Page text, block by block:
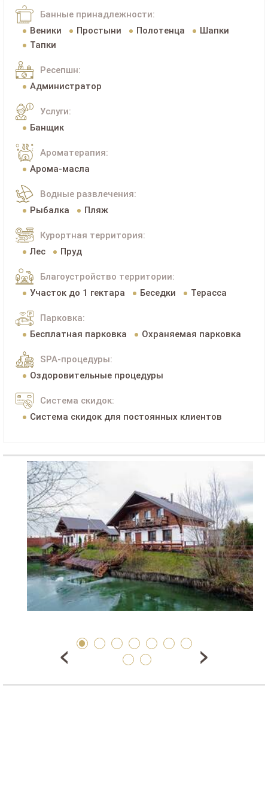
Банные принадлежности:
Веники
Простыни Полотенца
Шапки
Тапки
Ресепшн:
Администратор
Услуги:
Банщик
Ароматерапия:
Арома-масла
Водные развлечения:
Рыбалка
Пляж
Курортная территория:
Лес
Пруд
Благоустройство территории:
Участок до 1 гектара
Беседки Терасса
Парковка:
Бесплатная парковка
Охраняемая парковка
SPA-процедуры:
Оздоровительные процедуры
Система скидок:
Система скидок для постоянных клиентов